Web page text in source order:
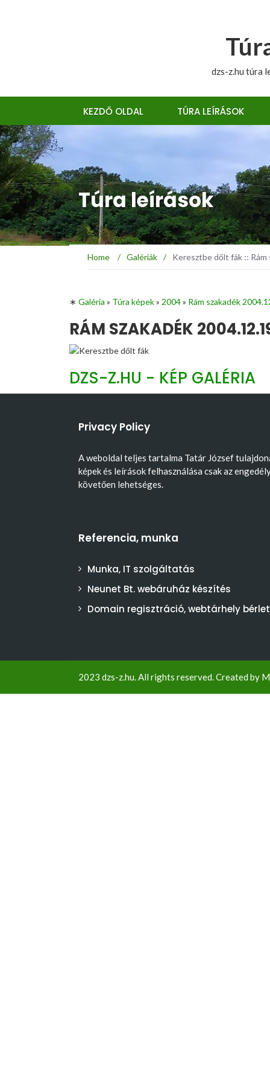
dzs-z.hu túra
KEZDŐ OLDAL TÚRA LEÍRÁSOK
Túra leírások
Home / Galériák / Keresztbe dőlt fák ::
∗ Galéria » Túra képek» 2004» Rám szakadék
RÁM SZAKADÉK
DZS-Z.HU - KÉP GALÉRIA
Privacy Policy
A weboldal teljes tartalma Tatár József
képek és leírások felhasználása csak az
követően lehetséges.
Referencia, munka
Munka, IT szolgáltatás
Neunet Bt. webáruház készítés
Domain regisztráció, webtárhely bérlet
2023 dzs-z.hu. All rights reserved. Created by